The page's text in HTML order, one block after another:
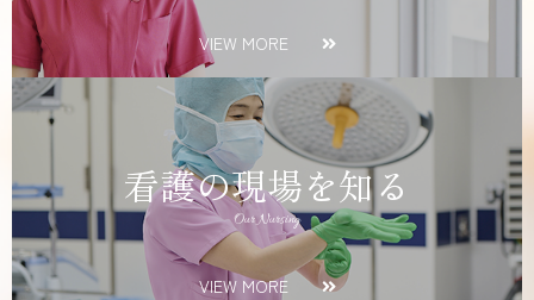
VIEW MORE
看護の現場を知る
Our Nursing
VIEW MORE